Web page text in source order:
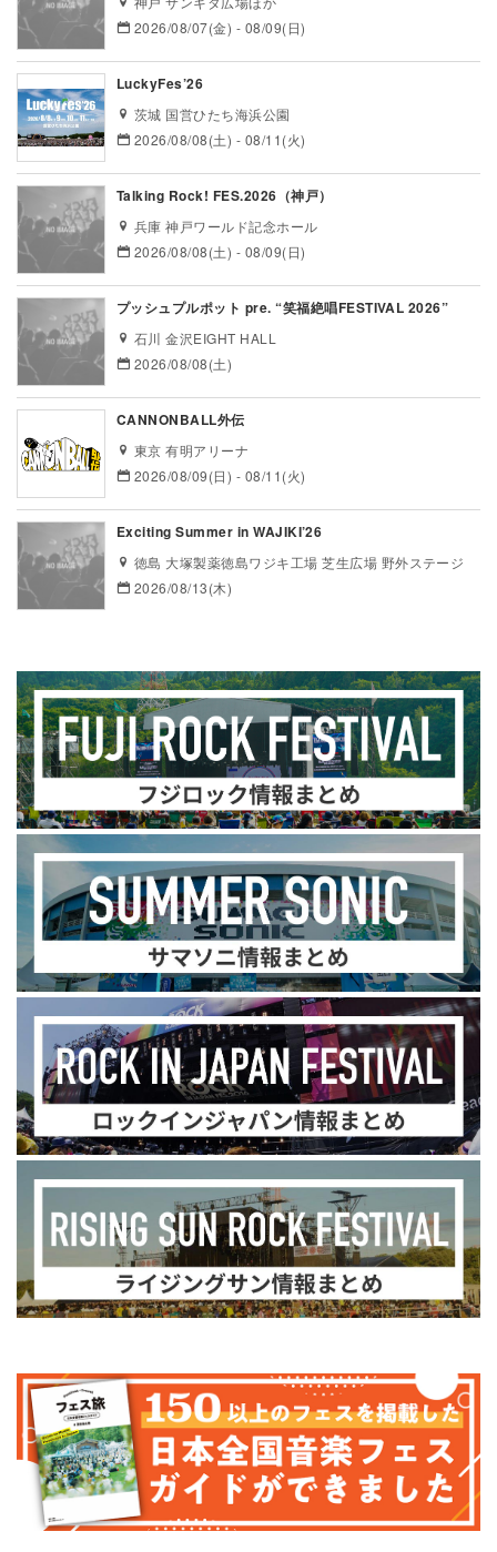
2026/08/07(金) - 08/09(日)
LuckyFes’26
茨城 国営ひたち海浜公園
2026/08/08(土) - 08/11(火)
Talking Rock! FES.2026（神戸）
兵庫 神戸ワールド記念ホール
2026/08/08(土) - 08/09(日)
プッシュプルポット pre. “笑福絶唱FESTIVAL 2026”
石川 金沢EIGHT HALL
2026/08/08(土)
CANNONBALL外伝
東京 有明アリーナ
2026/08/09(日) - 08/11(火)
Exciting Summer in WAJIKI’26
徳島 大塚製薬徳島ワジキ工場 芝生広場 野外ステージ
2026/08/13(木)